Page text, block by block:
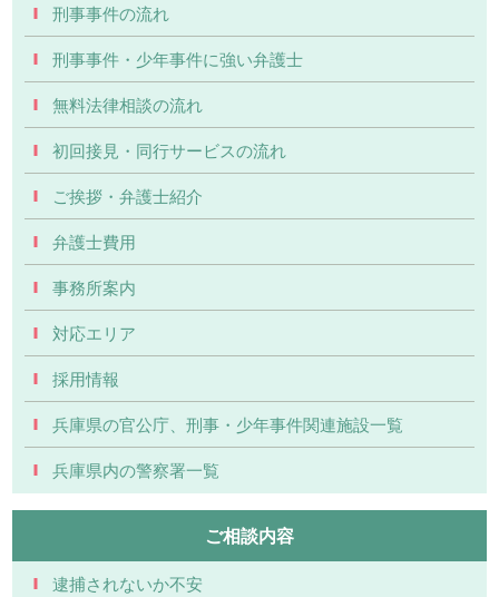
刑事事件の流れ
刑事事件・少年事件に強い弁護士
無料法律相談の流れ
初回接見・同行サービスの流れ
ご挨拶・弁護士紹介
弁護士費用
事務所案内
対応エリア
採用情報
兵庫県の官公庁、刑事・少年事件関連施設一覧
兵庫県内の警察署一覧
ご相談内容
逮捕されないか不安